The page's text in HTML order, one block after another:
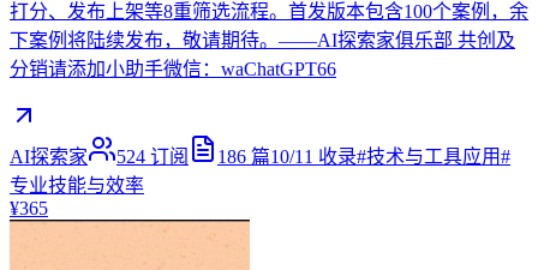
打分、发布上架等8重筛选流程。首发版本包含100个案例，余
下案例将陆续发布，敬请期待。——AI探索家俱乐部 共创及
分销请添加小助手微信：waChatGPT66
AI探索家 524 订阅 186 篇10/11 收录#技术与工具应用#
专业技能与效率
¥365